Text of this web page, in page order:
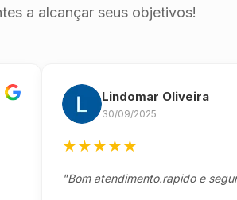
a alcançar seus objetivos!
Lindomar Oliveira
30/09/2025
★★★
"Bom atendimento.rapido e seguro."